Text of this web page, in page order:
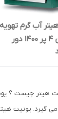
هیتر چیست ؟
می گیرد. یونیت